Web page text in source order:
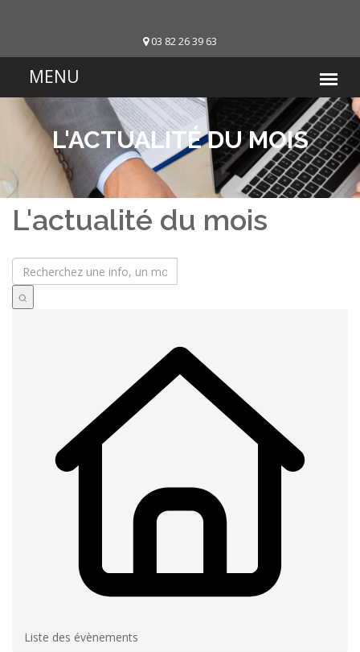
03 82 26 39 63
L'ACTUALITÉ DU MOIS
L'actualité du mois
Liste des évènements